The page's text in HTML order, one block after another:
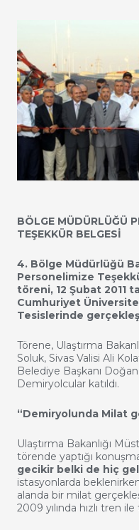
BÖLGE MÜDÜRLÜĞÜ
TEŞEKKÜR BELGESİ
4. Bölge Müdürlüğü
Personelimize
töreni, 12 Şubat 2011
Cumhuriyet
Tesislerinde
Törene, Ulaştırma
Soluk, Sivas Valisi Ali
Belediye Başkanı
Demiryolcular katıldı.
“Demiryolunda Milat
Ulaştırma Bakanlığı
törende yaptığı
gecikir belki de hiç
istasyonlarda
alanda bir milat
2009 yılında hızlı tren ile